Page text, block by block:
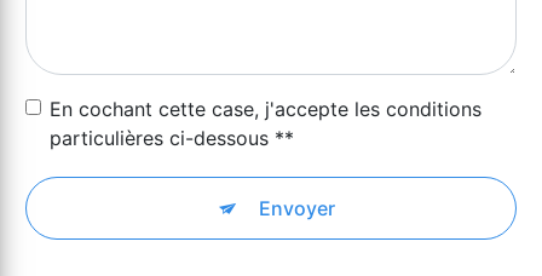
En cochant cette case, j'accepte les conditions
particulières ci-dessous **
Envoyer